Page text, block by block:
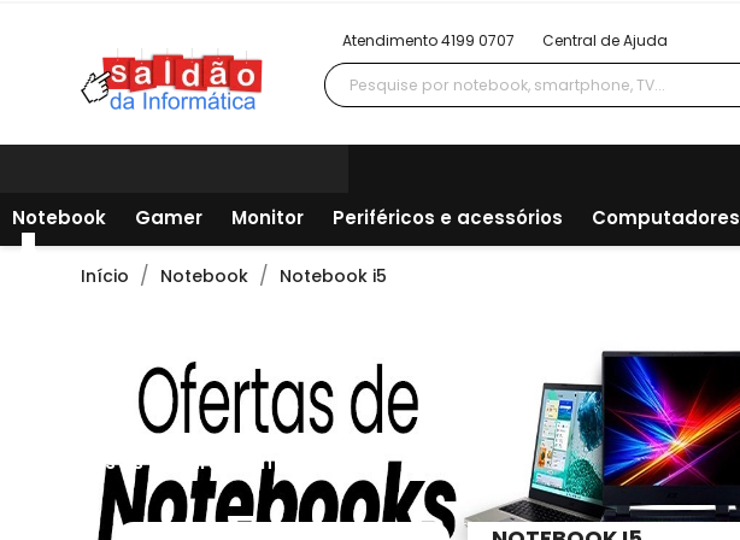
Atendimento 4199 0707 Central de Ajuda
Todos os departamentos
Notebook Gamer Monitor Periféricos e acessórios Computadores
Início Notebook Notebook i5